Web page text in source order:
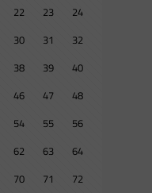
22 23
24
30 31
32
38 39
40
46 47
48
54 55
56
62 63
64
70 71
72